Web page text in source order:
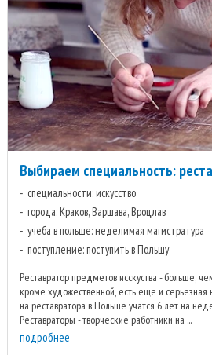
Выбираем специальность:
специальности: искусство
города: Краков, Варшава, Вроцлав
учеба в польше: неделимая магистратура
поступление: поступить в Польшу
Реставратор предметов исскуства - больше,
кроме художественной, есть еще и серьезная
на реставратора в Польше учатся 6 лет на
Реставраторы - творческие работники на ...
подробнее